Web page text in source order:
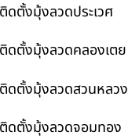
ดตั้งมุ้งลวดประเวศ
ดตั้งมุ้งลวดคลองเตย
ดตั้งมุ้งลวดสวนหลวง
ดตั้งมุ้งลวดจอมทอง